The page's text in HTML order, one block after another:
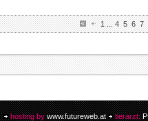
1...4 5 6 7
hosting by www.futureweb.at tierarzt: